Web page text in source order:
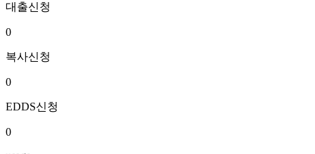
대출신청
0
복사신청
0
EDDS신청
0